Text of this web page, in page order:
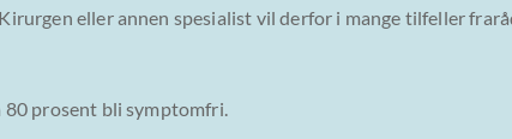
eller annen spesialist vil derfor i mange tilfeller
80 prosent bli symptomfri.